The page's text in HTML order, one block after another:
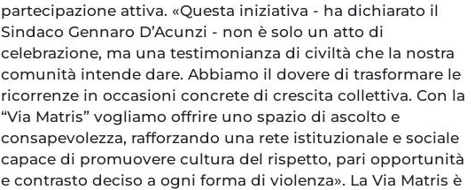
partecipazione attiva. «Questa iniziativa - ha dichiarato il
Sindaco Gennaro D’Acunzi - non è solo un atto di
celebrazione, ma una testimonianza di civiltà che la nostra
comunità intende dare. Abbiamo il dovere di trasformare le
ricorrenze in occasioni concrete di crescita collettiva. Con la
“Via Matris” vogliamo offrire uno spazio di ascolto e
consapevolezza, rafforzando una rete istituzionale e sociale
capace di promuovere cultura del rispetto, pari opportunità
e contrasto deciso a ogni forma di violenza». La Via Matris è